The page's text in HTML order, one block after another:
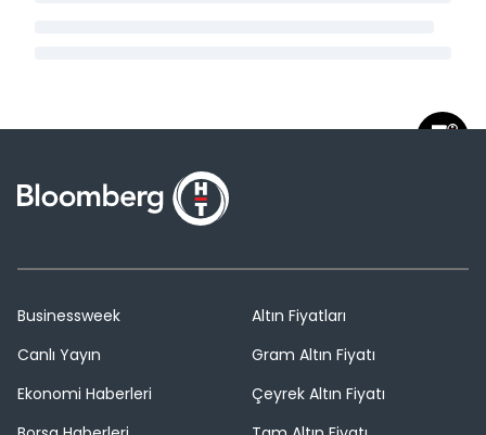
Businessweek
Canlı Yayın
Ekonomi Haberleri
Altın Fiyatları
Gram Altın Fiyatı
Çeyrek Altın Fiyatı